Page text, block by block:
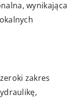
wynikająca
zakres